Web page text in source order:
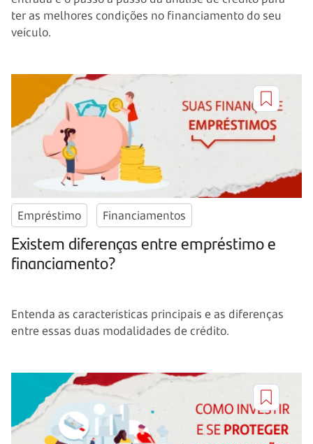
ter as melhores condições no financiamento do seu
veículo.
Empréstimo Financiamentos
Existem diferenças entre empréstimo e
financiamento?
Entenda as características principais e as diferenças
entre essas duas modalidades de crédito.